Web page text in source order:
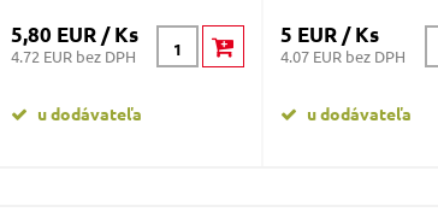
5,80 EUR / Ks
4.72 EUR bez DPH
u dodávateľa
5 EUR / Ks
4.07 EUR bez DPH
u dodávateľa